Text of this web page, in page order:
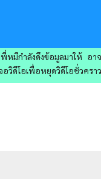
กำลังดึงข้อมูลมาให้ อา
ดีโอเพื่อหยุดวิดีโอชั่วคร